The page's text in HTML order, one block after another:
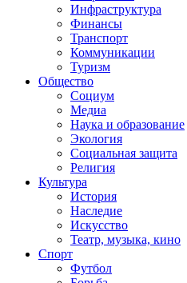
Инфраструктура
Финансы
Транспорт
Коммуникации
Туризм
Общество
Социум
Медиа
Наука и образование
Экология
Социальная защита
Религия
Культура
История
Наследие
Искусство
Театр, музыка, кино
Спорт
Футбол